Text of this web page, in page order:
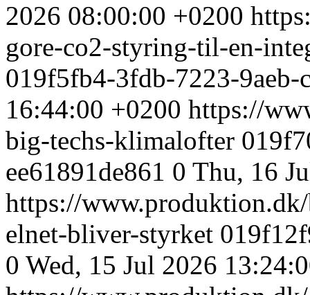
2026 08:00:00 +0200
gore-co2-styring-til-en-
019f5fb4-3fdb-7223-9aeb-
16:44:00 +0200 https://
big-techs-klimalofter
ee61891de861 0 Thu, 16
https://
elnet-bliver-styrket
0 Wed, 15 Jul 2026